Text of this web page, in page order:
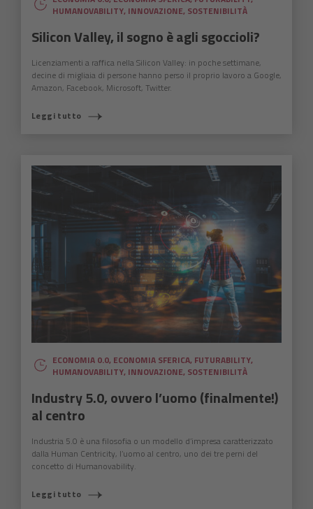
HUMANOVABILITY, INNOVAZIONE, SOSTENIBILITÀ
Silicon Valley, il sogno è agli sgoccioli?
Licenziamenti a raffica nella Silicon Valley: in poche settimane,
decine di migliaia di persone hanno perso il proprio lavoro a Google,
Amazon, Facebook, Microsoft, Twitter.
Leggi tutto
ECONOMIA 0.0, ECONOMIA SFERICA, FUTURABILITY,
HUMANOVABILITY, INNOVAZIONE, SOSTENIBILITÀ
Industry 5.0, ovvero l’uomo (finalmente!)
al centro
Industria 5.0 è una filosofia o un modello d’impresa caratterizzato
dalla Human Centricity, l’uomo al centro, uno dei tre perni del
concetto di Humanovability.
Leggi tutto